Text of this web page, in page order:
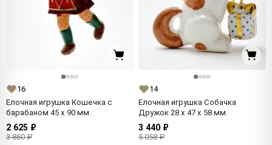
16
Елочная игрушка Кошечка с
барабаном 45 x 90 мм.
2 625 ₽
3 860 ₽
14
Елочная игрушка Собачка
Дружок 28 x 47 x 58 мм.
3 440 ₽
5 058 ₽